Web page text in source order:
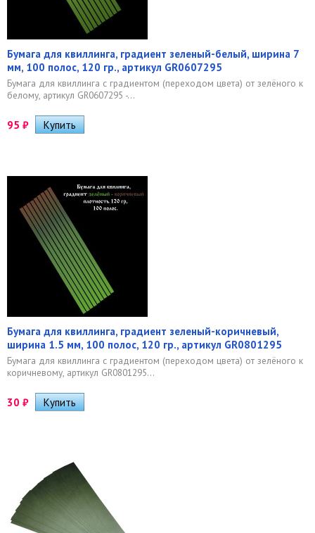
Бумага для квиллинга, градиент зеленый-белый, ширина 7
мм, 100 полос, 120 гр., артикул GR0607295
Бумага для квиллинга с градиентом (переходом цвета) от зелёного к
белому, артикул GR0607295 -...
95 ₽
Бумага для квиллинга, градиент зеленый-коричневый,
ширина 1.5 мм, 100 полос, 120 гр., артикул GR0801295
Бумага для квиллинга с градиентом (переходом цвета) от зелёного к
коричневому, артикул GR0801295...
30 ₽